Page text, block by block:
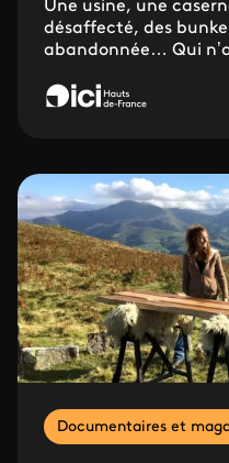
Une usine, une
désaffecté, des
abandonnée… Qui
Documentaires et